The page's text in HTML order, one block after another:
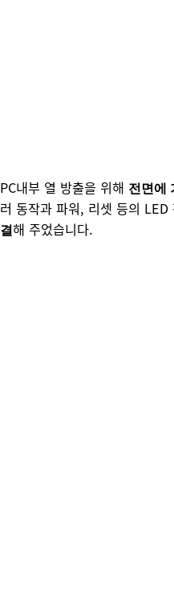
PC내부 열 방출을 위해 전면에
러 동작과 파워, 리셋 등의 LED
결해 주었습니다.